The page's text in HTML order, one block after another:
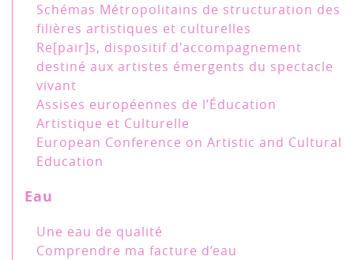
Schémas Métropolitains de structuration des
filières artistiques et culturelles
Re[pair]s, dispositif d'accompagnement
destiné aux artistes émergents du spectacle
vivant
Assises européennes de l’Éducation
Artistique et Culturelle
European Conference on Artistic and Cultural
Education
Eau
Une eau de qualité
Comprendre ma facture d’eau